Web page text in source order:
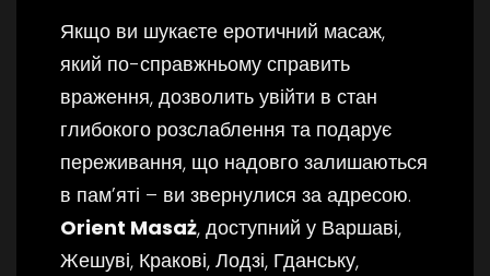
Якщо ви шукаєте еротичний масаж,
який по-справжньому справить
враження, дозволить увійти в стан
глибокого розслаблення та подарує
переживання, що надовго залишаються
в пам’яті – ви звернулися за адресою.
Orient Masaż, доступний у Варшаві,
Жешуві, Кракові, Лодзі, Гданську,